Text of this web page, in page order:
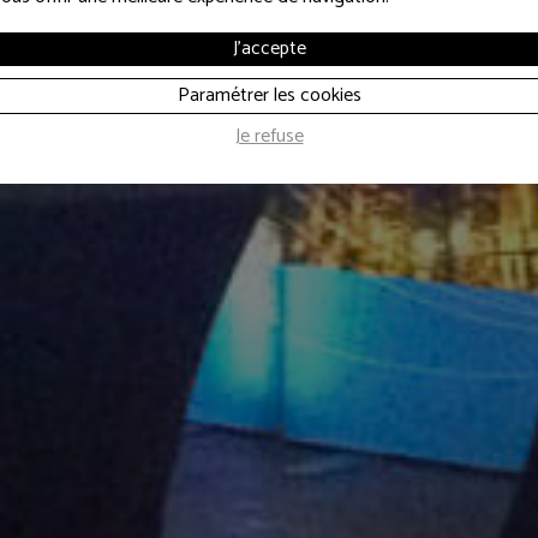
SONORISATION D'ÉVÉNEMENT
TOTAL
J'accepte
Paramétrer les cookies
Je refuse